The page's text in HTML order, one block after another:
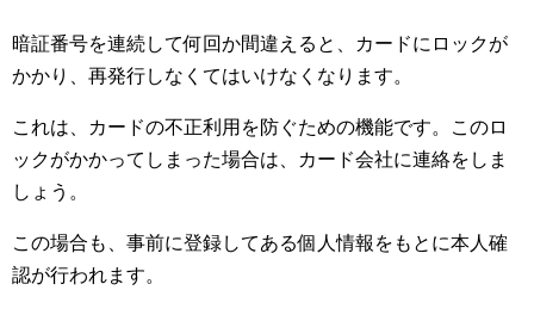
暗証番号を連続して何回か間違えると、カードにロックが
かかり、再発行しなくてはいけなくなります。
これは、カードの不正利用を防ぐための機能です。このロ
ックがかかってしまった場合は、カード会社に連絡をしま
しょう。
この場合も、事前に登録してある個人情報をもとに本人確
認が行われます。